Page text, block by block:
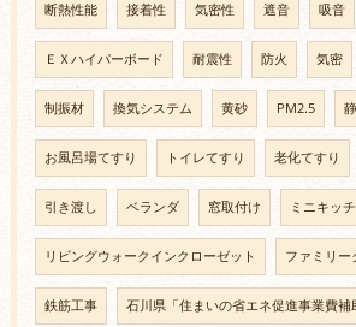
断熱性能 接着性 気密性 遮音 吸音
ＥＸハイパーボード 耐震性 防火 気密
制振材 換気システム 黄砂 PM2.5
お風呂場てすり トイレてすり 老化てすり
引き渡し ベランダ 窓取付け ミニキッ
リビングウォークインクローゼット ファミリー
鉄筋工事 石川県「住まいの省エネ促進事業費補